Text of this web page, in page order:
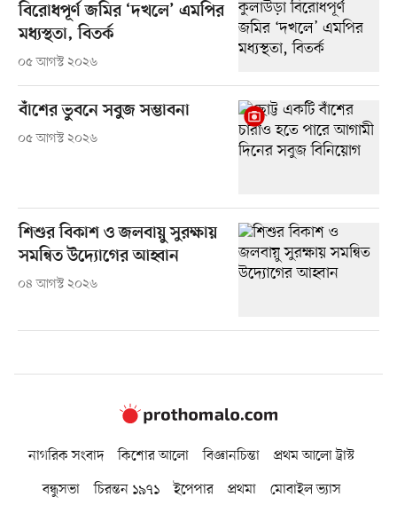
বিরোধপূর্ণ জমির ‘দখলে’ এমপির
মধ্যস্থতা, বিতর্ক
০৫ আগস্ট ২০২৬
বাঁশের ভুবনে সবুজ সম্ভাবনা
০৫ আগস্ট ২০২৬
শিশুর বিকাশ ও জলবায়ু সুরক্ষায়
সমন্বিত উদ্যোগের আহ্বান
০৪ আগস্ট ২০২৬
নাগরিক সংবাদ কিশোর আলো বিজ্ঞানচিন্তা
প্রথম আলো ট্রাস্ট
বন্ধুসভা
চিরন্তন ১৯৭১ ইপেপার প্রথমা মোবাইল ভ্যাস